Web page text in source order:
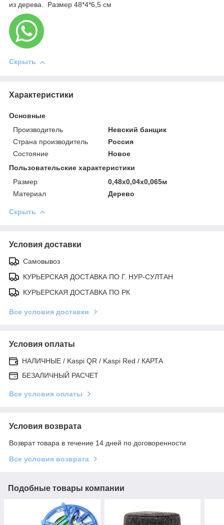
из дерева. Размер 48*4*6,5 см
Скрыть
Характеристики
Основные
Производитель
Невский банщик
Страна производитель
Россия
Состояние
Новое
Пользовательские характеристики
Размер
0,48х0,04х0,065м
Материал
Дерево
Скрыть
Условия доставки
Самовывоз
КУРЬЕРСКАЯ ДОСТАВКА ПО Г. НУР-СУЛТАН
КУРЬЕРСКАЯ ДОСТАВКА ПО РК
Все условия доставки
Условия оплаты
НАЛИЧНЫЕ / Kaspi QR / Kaspi Red / КАРТА
БЕЗАЛИЧНЫЙ РАСЧЕТ
Все условия оплаты
Условия возврата
Возврат товара в течение 14 дней по договоренности
Все условия возврата
Подобные товары компании